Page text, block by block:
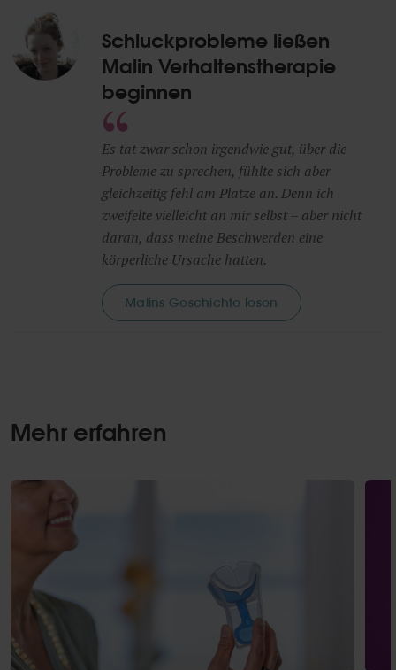
Schluckprobleme ließen
Malin Verhaltenstherapie
beginnen
Es tat zwar schon irgendwie gut, über die
Probleme zu sprechen, fühlte sich aber
gleichzeitig fehl am Platze an. Denn ich
zweifelte vielleicht an mir selbst – aber nicht
daran, dass meine Beschwerden eine
körperliche Ursache hatten.
Malins Geschichte lesen
Mehr erfahren